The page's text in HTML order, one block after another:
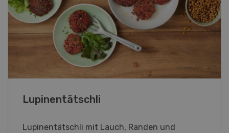
Frühlingsrollen
Frühlingsrollen mit Poulet